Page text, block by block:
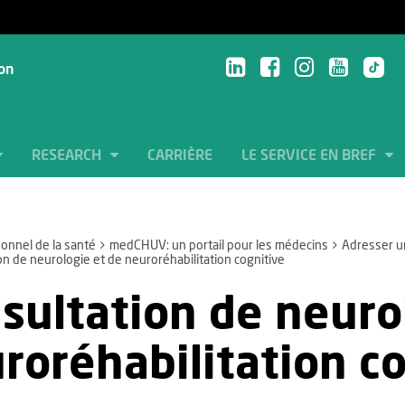
RESEARCH CARRIÈRE LE SERVICE EN BREF
de la santé medCHUV: un portail pour les médecins
Adresser
de neurologie et de neuroréhabilitation cognitive
de